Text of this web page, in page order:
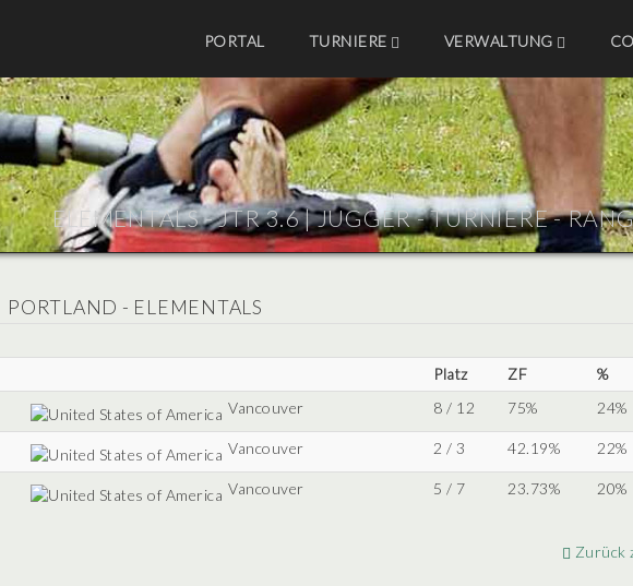
PORTAL
TURNIERE VERWALTUNG
ELEMENTALS - JTR 3.6 |JUGGER - TURNIERE -
PORTLAND - ELEMENTALS
Platz ZF %
Vancouver 8 / 12 75% 24%
Vancouver 2 / 3 42.19% 22%
Vancouver 5 / 7 23.73% 20%
Zurück